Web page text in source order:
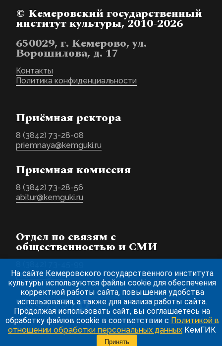
© Кемеровский государственный
институт культуры, 2010-2026
650029, г. Кемерово, ул.
Ворошилова, д. 17
Контакты
Политика конфиденциальности
Приёмная ректора
8 (3842) 73-28-08
priemnaya@kemguki.ru
Приемная комиссия
8 (3842) 73-28-56
abitur@kemguki.ru
Отдел по связям с
общественностью и СМИ
pr@kemguki.ru
На сайте Кемеровского государственного института
культуры используются файлы cookie для обеспечения
корректной работы сайта, повышения удобства
использования, а также для анализа работы сайта.
Продолжая использовать сайт, вы соглашаетесь на
обработку файлов cookie в соответствии с Политикой в
отношении обработки персональных данных КемГИК
Принять